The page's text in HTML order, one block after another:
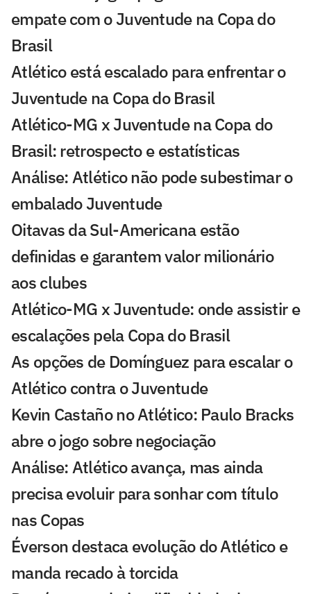
empate com o Juventude na Copa do
Brasil
Atlético está escalado para enfrentar o
Juventude na Copa do Brasil
Atlético-MG x Juventude na Copa do
Brasil: retrospecto e estatísticas
Análise: Atlético não pode subestimar o
embalado Juventude
Oitavas da Sul-Americana estão
definidas e garantem valor milionário
aos clubes
Atlético-MG x Juventude: onde assistir e
escalações pela Copa do Brasil
As opções de Domínguez para escalar o
Atlético contra o Juventude
Kevin Castaño no Atlético: Paulo Bracks
abre o jogo sobre negociação
Análise: Atlético avança, mas ainda
precisa evoluir para sonhar com título
nas Copas
Éverson destaca evolução do Atlético e
manda recado à torcida